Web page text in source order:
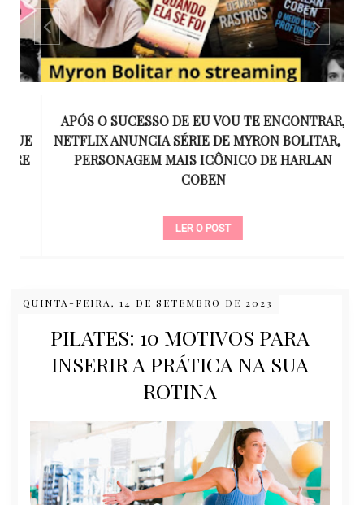
APÓS O SUCESSO DE EU VOU TE ENCONTRAR,
NETFLIX ANUNCIA SÉRIE DE MYRON BOLITAR, O
PERSONAGEM MAIS ICÔNICO DE HARLAN
COBEN
LER O POST
QUINTA-FEIRA, 14 DE SETEMBRO DE 2023
PILATES: 10 MOTIVOS PARA
INSERIR A PRÁTICA NA SUA
ROTINA